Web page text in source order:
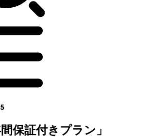
保証付きプラン」